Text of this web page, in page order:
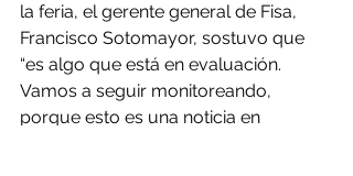
la feria, el gerente general de Fisa,
Francisco Sotomayor, sostuvo que
“es algo que está en evaluación.
Vamos a seguir monitoreando,
porque esto es una noticia en